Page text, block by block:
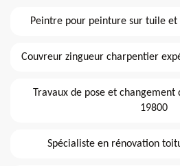
Peintre pour peinture sur tuile
Couvreur zingueur charpentier
Travaux de pose et
19800
Spécialiste en rénovation